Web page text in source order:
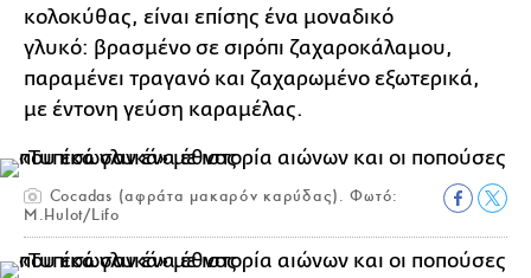
κολοκύθας, είναι επίσης ένα μοναδικό
γλυκό: βρασμένο σε σιρόπι ζαχαροκάλαμου,
παραμένει τραγανό και ζαχαρωμένο εξωτερικά,
με έντονη γεύση καραμέλας.
Cocadas (αφράτα μακαρόν καρύδας). Φωτό:
M.Hulot/Lifo